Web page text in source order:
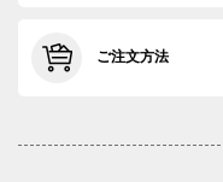
ご注文方法